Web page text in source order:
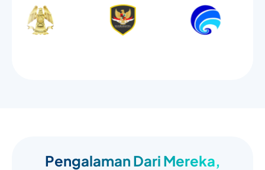
Pengalaman Dari Mereka,